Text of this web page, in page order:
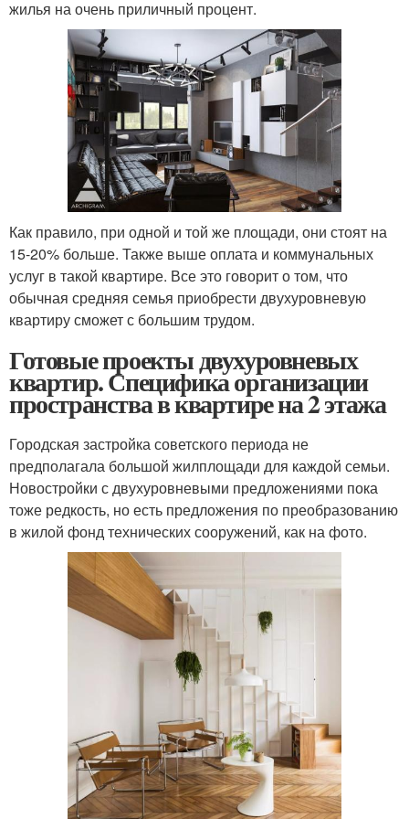
жилья на очень приличный процент.
Как правило, при одной и той же площади, они стоят на
15-20% больше. Также выше оплата и коммунальных
услуг в такой квартире. Все это говорит о том, что
обычная средняя семья приобрести двухуровневую
квартиру сможет с большим трудом.
Готовые проекты двухуровневых
квартир. Специфика организации
пространства в квартире на 2 этажа
Городская застройка советского периода не
предполагала большой жилплощади для каждой семьи.
Новостройки с двухуровневыми предложениями пока
тоже редкость, но есть предложения по преобразованию
в жилой фонд технических сооружений, как на фото.